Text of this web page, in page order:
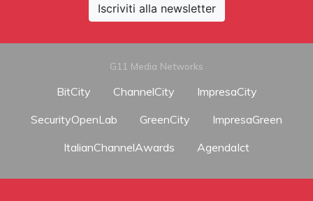
Iscriviti alla newsletter
G11 Media Networks
BitCity ChannelCity
ImpresaCity
SecurityOpenLab
GreenCity
ImpresaGreen
ItalianChannelAwards
AgendaIct